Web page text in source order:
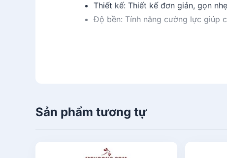
Thiết kế: Thiết kế đơn giản, gọn
Độ bền: Tính năng cường lực giúp
Thẩm mỹ cao: Standee x cường
Sản phẩm tương tự